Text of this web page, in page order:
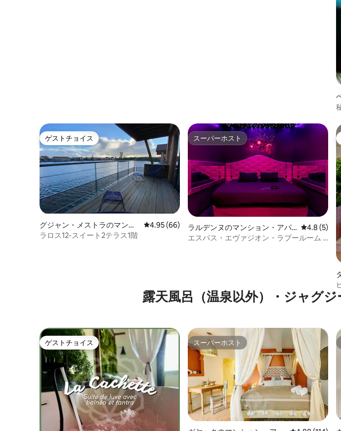
ゲストチョイス
ゲストチョイス
グジャン・メストラのマンシ
ョン・アパート
レビュー66件、5つ星中4.95つ星の平均評価
4.95 (66)
ラロス12-スイート2テラス1階
スーパーホスト
スーパーホスト
ラルデンヌのマンション・アパ
ート
レビュー5
4.8 (5)
エスパス・エヴァジオン・ラブールーム -
露天風呂（温泉以外）・ジャグ
ゲストチョイス
ゲストチョイス スーパーホスト
スーパーホスト